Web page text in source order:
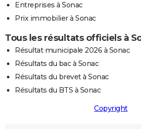
Entreprises à Sonac
Prix immobilier à Sonac
Tous les résultats officiels à
Résultat municipale 2026 à Sonac
Résultats du bac à Sonac
Résultats du brevet à Sonac
Résultats du BTS à Sonac
Copyright